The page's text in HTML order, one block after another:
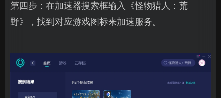
第四步：在加速器搜索框输入《怪物猎人：荒
野》，找到对应游戏图标来加速服务。